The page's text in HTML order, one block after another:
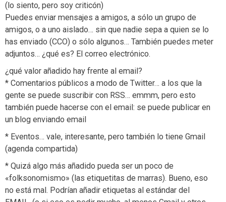
(lo siento, pero soy criticón)
Puedes enviar mensajes a amigos, a sólo un grupo de
amigos, o a uno aislado… sin que nadie sepa a quien se lo
has enviado (CCO) o sólo algunos… También puedes meter
adjuntos… ¿qué es? El correo electrónico.
¿qué valor añadido hay frente al email?
* Comentarios públicos a modo de Twitter… a los que la
gente se puede suscribir con RSS… emmm, pero esto
también puede hacerse con el email: se puede publicar en
un blog enviando email
* Eventos… vale, interesante, pero también lo tiene Gmail
(agenda compartida)
* Quizá algo más añadido pueda ser un poco de
«folksonomismo» (las etiquetitas de marras). Bueno, eso
no está mal. Podrían añadir etiquetas al estándar del